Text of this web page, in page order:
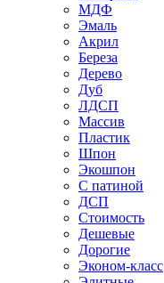
МДФ
Эмаль
Акрил
Береза
Дерево
Дуб
ЛДСП
Массив
Пластик
Шпон
Экошпон
С патиной
ДСП
Стоимость
Дешевые
Дорогие
Эконом-класс